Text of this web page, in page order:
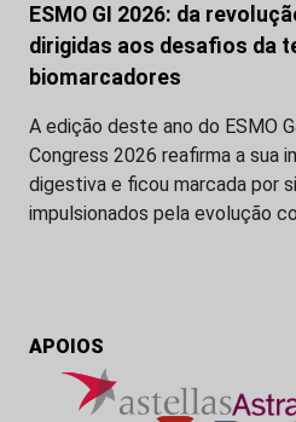
ESMO GI 2026: da
dirigidas aos desafios da
biomarcadores
A edição deste ano do ESMO
Congress 2026 reafirma a sua
digestiva e ficou marcada por
impulsionados pela evolução
APOIOS